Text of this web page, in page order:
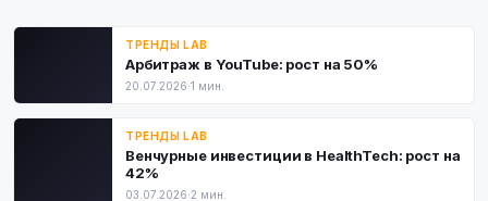
ТРЕНДЫ LAB
Арбитраж в YouTube: рост на 50%
20.07.2026·1 мин.
ТРЕНДЫ LAB
Венчурные инвестиции в HealthTech: рост на
42%
03.07.2026·2 мин.